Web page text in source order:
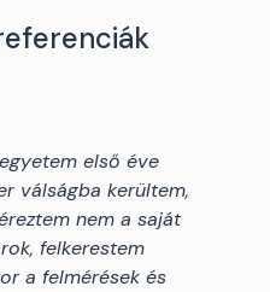
első éve
válságba kerültem,
nem a saját
felkerestem
a felmérések és